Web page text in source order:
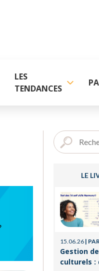
LES
TENDANCES
LE
15.06.26 |
Gestion
culturels :